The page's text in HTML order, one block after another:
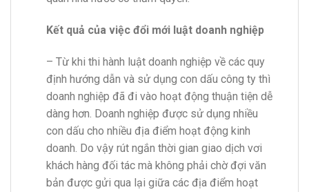
Kết quả của việc đổi mới luật doanh nghiệp
– Từ khi thi hành luật doanh nghiệp về các quy
định hướng dẫn và sử dụng con dấu công ty thì
doanh nghiệp đã đi vào hoạt động thuận tiện dễ
dàng hơn. Doanh nghiệp được sử dụng nhiều
con dấu cho nhiều địa điểm hoạt động kinh
doanh. Do vậy rút ngắn thời gian giao dịch vơi
khách hàng đối tác mà không phải chờ đợi văn
bản được gửi qua lại giữa các địa điểm hoạt